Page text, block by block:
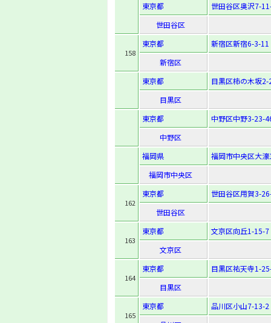
東京都
世田谷区奥沢7-
世田谷区
158
東京都
新宿区新宿6-3-11
新宿区
東京都
目黒区柿の木坂
目黒区
東京都
中野区中野3-23-
中野区
福岡県
福岡市中央区大
福岡市中央区
162
東京都
世田谷区用賀3-
世田谷区
163
東京都
文京区向丘1-15-7
文京区
164
東京都
目黒区祐天寺1-
目黒区
165
東京都
品川区小山7-13-2